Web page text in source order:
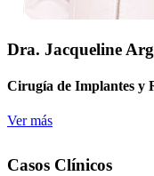
Dra. Jacqueline
Cirugía de Implantes y
Ver más
Casos Clínicos